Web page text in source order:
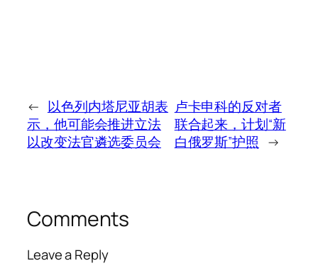
← 以色列内塔尼亚胡表
示，他可能会推进立法
以改变法官遴选委员会
卢卡申科的反对者
联合起来，计划“新
白俄罗斯”护照 →
Comments
Leave a Reply